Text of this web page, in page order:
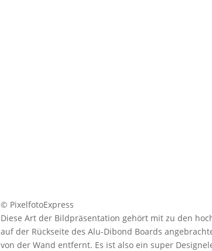
© PixelfotoExpress
Diese Art der Bildpräsentation gehört mit zu den
auf der Rückseite des Alu-Dibond Boards
von der Wand entfernt. Es ist also ein super